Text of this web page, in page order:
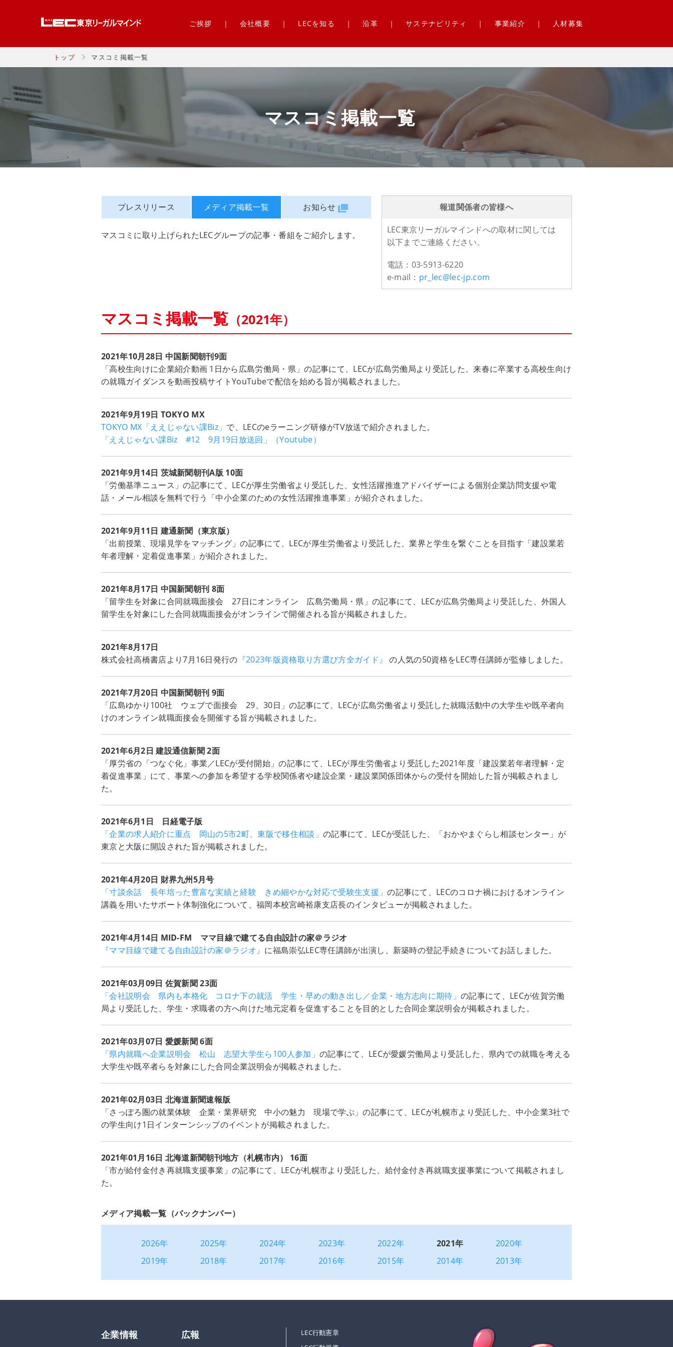
ご挨拶 会社概要 LECを知る 沿革 サステナビリティ 事業紹介 人材募集
トップ マスコミ掲載一覧
マスコミ掲載一覧
プレスリリース メディア掲載一覧 お知らせ
マスコミに取り上げられたLECグループの記事・番組をご紹介します。
報道関係者の皆様へ
LEC東京リーガルマインドへの取材に関しては
以下までご連絡ください。
電話：03-5913-6220
e-mail： pr_lec@lec-jp.com
マスコミ掲載一覧 （2021年）
2021年10月28日 中国新聞朝刊9面
「高校生向けに企業紹介動画 1日から広島労働局・県」の記事にて、LECが広島労働局より受託した、来春に卒業する高校生向け
の就職ガイダンスを動画投稿サイトYouTubeで配信を始める旨が掲載されました。
2021年9月19日 TOKYO MX
TOKYO MX「ええじゃない課Biz」 で、LECのeラーニング研修がTV放送で紹介されました。
「ええじゃない課Biz #12 9月19日放送回」（Youtube）
2021年9月14日 茨城新聞朝刊A版 10面
「労働基準ニュース」の記事にて、LECが厚生労働省より受託した、女性活躍推進アドバイザーによる個別企業訪問支援や電
話・メール相談を無料で行う「中小企業のための女性活躍推進事業」が紹介されました。
2021年9月11日 建通新聞（東京版）
「出前授業、現場見学をマッチング」の記事にて、LECが厚生労働省より受託した、業界と学生を繋ぐことを目指す「建設業若
年者理解・定着促進事業」が紹介されました。
2021年8月17日 中国新聞朝刊 8面
「留学生を対象に合同就職面接会 27日にオンライン 広島労働局・県」の記事にて、LECが広島労働局より受託した、外国人
留学生を対象にした合同就職面接会がオンラインで開催される旨が掲載されました。
2021年8月17日
株式会社高橋書店より7月16日発行の 『2023年版資格取り方選び方全ガイド』 の人気の50資格をLEC専任講師が監修しました。
2021年7月20日 中国新聞朝刊 9面
「広島ゆかり100社 ウェブで面接会 29、30日」の記事にて、LECが広島労働省より受託した就職活動中の大学生や既卒者向
けのオンライン就職面接会を開催する旨が掲載されました。
2021年6月2日 建設通信新聞 2面
「厚労省の「つなぐ化」事業／LECが受付開始」の記事にて、LECが厚生労働省より受託した2021年度「建設業若年者理解・定
着促進事業」にて、事業への参加を希望する学校関係者や建設企業・建設業関係団体からの受付を開始した旨が掲載されまし
た。
2021年6月1日 日経電子版
「企業の求人紹介に重点 岡山の5市2町、東阪で移住相談」 の記事にて、LECが受託した、「おかやまぐらし相談センター」が
東京と大阪に開設された旨が掲載されました。
2021年4月20日 財界九州5月号
「寸談余話 長年培った豊富な実績と経験 きめ細やかな対応で受験生支援」の記事にて、LECのコロナ禍におけるオンライン
講義を用いたサポート体制強化について、福岡本校宮崎裕康支店長のインタビューが掲載されました。
2021年4月14日 MID-FM ママ目線で建てる自由設計の家＠ラジオ
『ママ目線で建てる自由設計の家＠ラジオ』 に福島崇弘LEC専任講師が出演し、新築時の登記手続きについてお話しました。
2021年03月09日 佐賀新聞 23面
「会社説明会 県内も本格化 コロナ下の就活 学生・早めの動き出し／企業・地方志向に期待」の記事にて、LECが佐賀労働
局より受託した、学生・求職者の方へ向けた地元定着を促進することを目的とした合同企業説明会が掲載されました。
2021年03月07日 愛媛新聞 6面
「県内就職へ企業説明会 松山 志望大学生ら100人参加」 の記事にて、LECが愛媛労働局より受託した、県内での就職を考える
大学生や既卒者らを対象にした合同企業説明会が掲載されました。
2021年02月03日 北海道新聞速報版
「さっぽろ圏の就業体験 企業・業界研究 中小の魅力 現場で学ぶ」の記事にて、LECが札幌市より受託した、中小企業3社で
の学生向け1日インターンシップのイベントが掲載されました。
2021年01月16日 北海道新聞朝刊地方（札幌市内） 16面
「市が給付金付き再就職支援事業」の記事にて、LECが札幌市より受託した、給付金付き再就職支援事業について掲載されまし
た。
メディア掲載一覧（バックナンバー）
2026年 2025年 2024年 2023年 2022年 2021年
2020年
2019年
2018年 2017年 2016年 2015年 2014年 2013年
企業情報 広報
LEC行動憲章